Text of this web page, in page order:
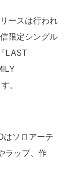
ースは行われ
限定シングル
LAST
。
はソロアーテ
ラップ、作